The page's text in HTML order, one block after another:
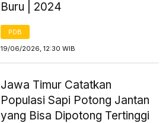
Buru | 2024
PDB
19/06/2026, 12:30 WIB
Jawa Timur Catatkan
Populasi Sapi Potong Jantan
yang Bisa Dipotong Tertinggi